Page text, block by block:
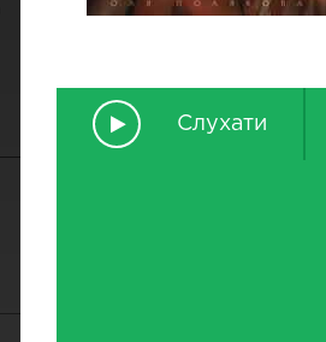
Слухати